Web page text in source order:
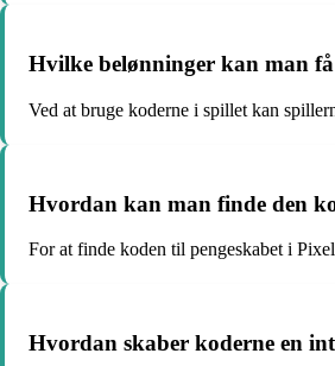
Hvilke belønninger kan man
Ved at bruge koderne i spillet kan
Hvordan kan man finde den
For at finde koden til pengeskabet i
Hvordan skaber koderne en